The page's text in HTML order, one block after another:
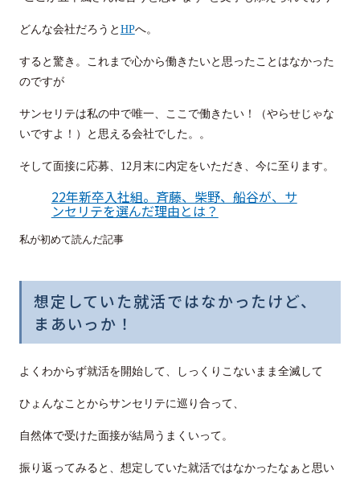
どんな会社だろうと HPへ。
すると驚き。これまで心から働きたいと思ったことはなかった
のですが
サンセリテは私の中で唯一、ここで働きたい！（やらせじゃな
いですよ！）と思える会社でした。。
そして面接に応募、12月末に内定をいただき、今に至ります。
22年新卒入社組。斉藤、柴野、船谷が、サ
ンセリテを選んだ理由とは？
私が初めて読んだ記事
想定していた就活ではなかったけど、
まあいっか！
よくわからず就活を開始して、しっくりこないまま全滅して
ひょんなことからサンセリテに巡り合って、
自然体で受けた面接が結局うまくいって。
振り返ってみると、想定していた就活ではなかったなぁと思い